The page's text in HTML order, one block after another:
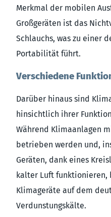
Merkmal der mobilen
Großgeräten ist das
Schlauchs, was zu einer
Portabilität führt.
Verschiedene
Darüber hinaus sind
hinsichtlich ihrer
Während Klimaanlagen
betrieben werden und,
Geräten, dank eines
kalter Luft funktionieren,
Klimageräte auf dem
Verdunstungskälte.